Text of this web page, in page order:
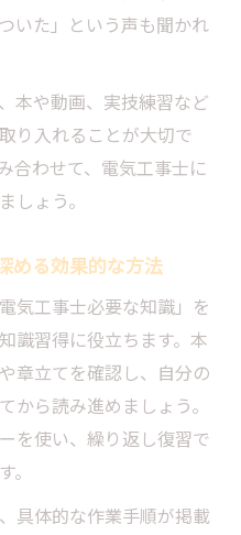
いた」という声も聞かれ
本や動画、実技練習など
り入れることが大切で
合わせて、電気工事士に
しょう。
める効果的な方法
気工事士必要な知識」を
識習得に役立ちます。本
章立てを確認し、自分の
から読み進めましょう。
を使い、繰り返し復習で
具体的な作業手順が掲載